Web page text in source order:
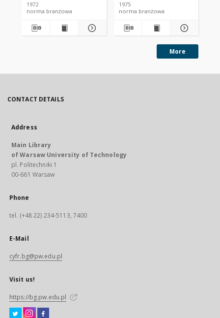
1972
norma branżowa
1975
norma branżowa
More
CONTACT DETAILS
Address
Main Library
of Warsaw University of Technology
pl. Politechniki 1
00-661 Warsaw
Phone
tel. (+48 22) 234-5113, 7400
E-Mail
cyfr.bg@pw.edu.pl
Visit us!
https://bg.pw.edu.pl